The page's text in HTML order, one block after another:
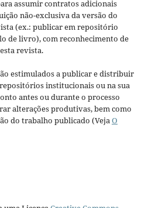
assumir contratos adicionais
não-exclusiva da versão do
(ex.: publicar em repositório
de livro), com reconhecimento de
revista.
estimulados a publicar e distribuir
institucionais ou na sua
antes ou durante o processo
alterações produtivas, bem como
do trabalho publicado (VejaO